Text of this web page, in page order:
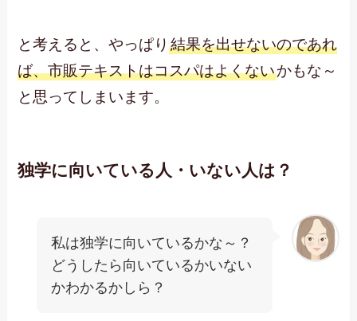
と考えると、やっぱり結果を出せないのであれ
ば、市販テキストはコスパはよくないかもな～
と思ってしまいます。
独学に向いている人・いない人は？
私は独学に向いているかな～？
どうしたら向いているかいない
かわかるかしら？